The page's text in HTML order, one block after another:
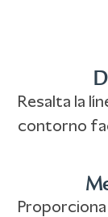
Resalta la
contorno